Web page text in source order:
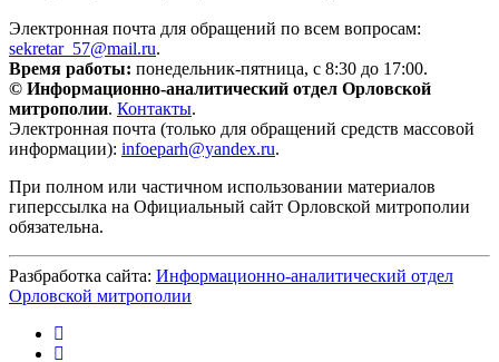
Электронная почта для обращений по всем вопросам:
sekretar_57@mail.ru.
Время работы: понедельник-пятница, с 8:30 до 17:00.
© Информационно-аналитический отдел Орловской
митрополии. Контакты.
Электронная почта (только для обращений средств массовой
информации): infoeparh@yandex.ru.
При полном или частичном использовании материалов
гиперссылка на Официальный сайт Орловской митрополии
обязательна.
Разбработка сайта: Информационно-аналитический отдел
Орловской митрополии